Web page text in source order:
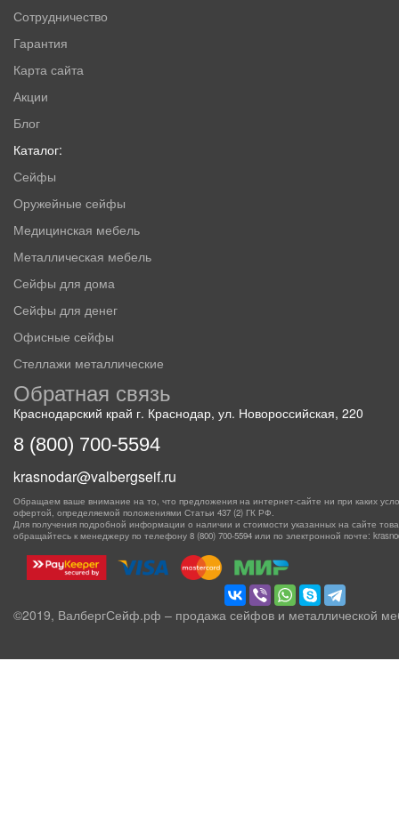
Сотрудничество
Гарантия
Карта сайта
Акции
Блог
Каталог:
Сейфы
Оружейные сейфы
Медицинская мебель
Металлическая мебель
Сейфы для дома
Сейфы для денег
Офисные сейфы
Стеллажи металлические
Обратная связь
Краснодарский край г. Краснодар, ул. Новороссийская, 220
8 (800) 700-5594
krasnodar@valbergseif.ru
Обращаем ваше внимание на то, что предложения на интернет-сайте ни при каких
офертой, определяемой положениями Статьи 437 (2) ГК РФ.
Для получения подробной информации о наличии и стоимости указанных на сайте
обращайтесь к менеджеру по телефону 8 (800) 700-5594 или по электронной почте:
©2019, ВалбергСейф.рф – продажа сейфов и металлической